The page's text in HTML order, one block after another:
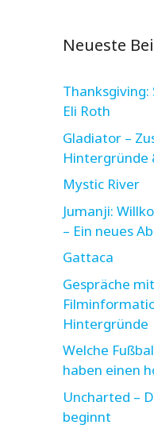
Neueste
Eli Roth
Gladiator –
Hintergründe
Mystic River
Jumanji:
– Ein neues
Gattaca
Gespräche
Hintergründe
Welche
haben einen
Uncharted –
beginnt